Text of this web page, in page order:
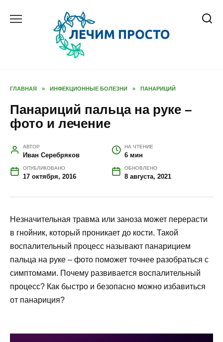
ГЛАВНАЯ » ИНФЕКЦИОННЫЕ БОЛЕЗНИ » ПАНАРИЦИЙ
Панариций пальца на руке –
фото и лечение
АВТОР
Иван Серебряков
НА ЧТЕНИЕ
6 мин
ОПУБЛИКОВАНО
17 октября, 2016
ОБНОВЛЕНО
8 августа, 2021
Незначительная травма или заноза может перерасти
в гнойник, который проникает до кости. Такой
воспалительный процесс называют панарицием
пальца на руке – фото поможет точнее разобраться с
симптомами. Почему развивается воспалительный
процесс? Как быстро и безопасно можно избавиться
от панариция?